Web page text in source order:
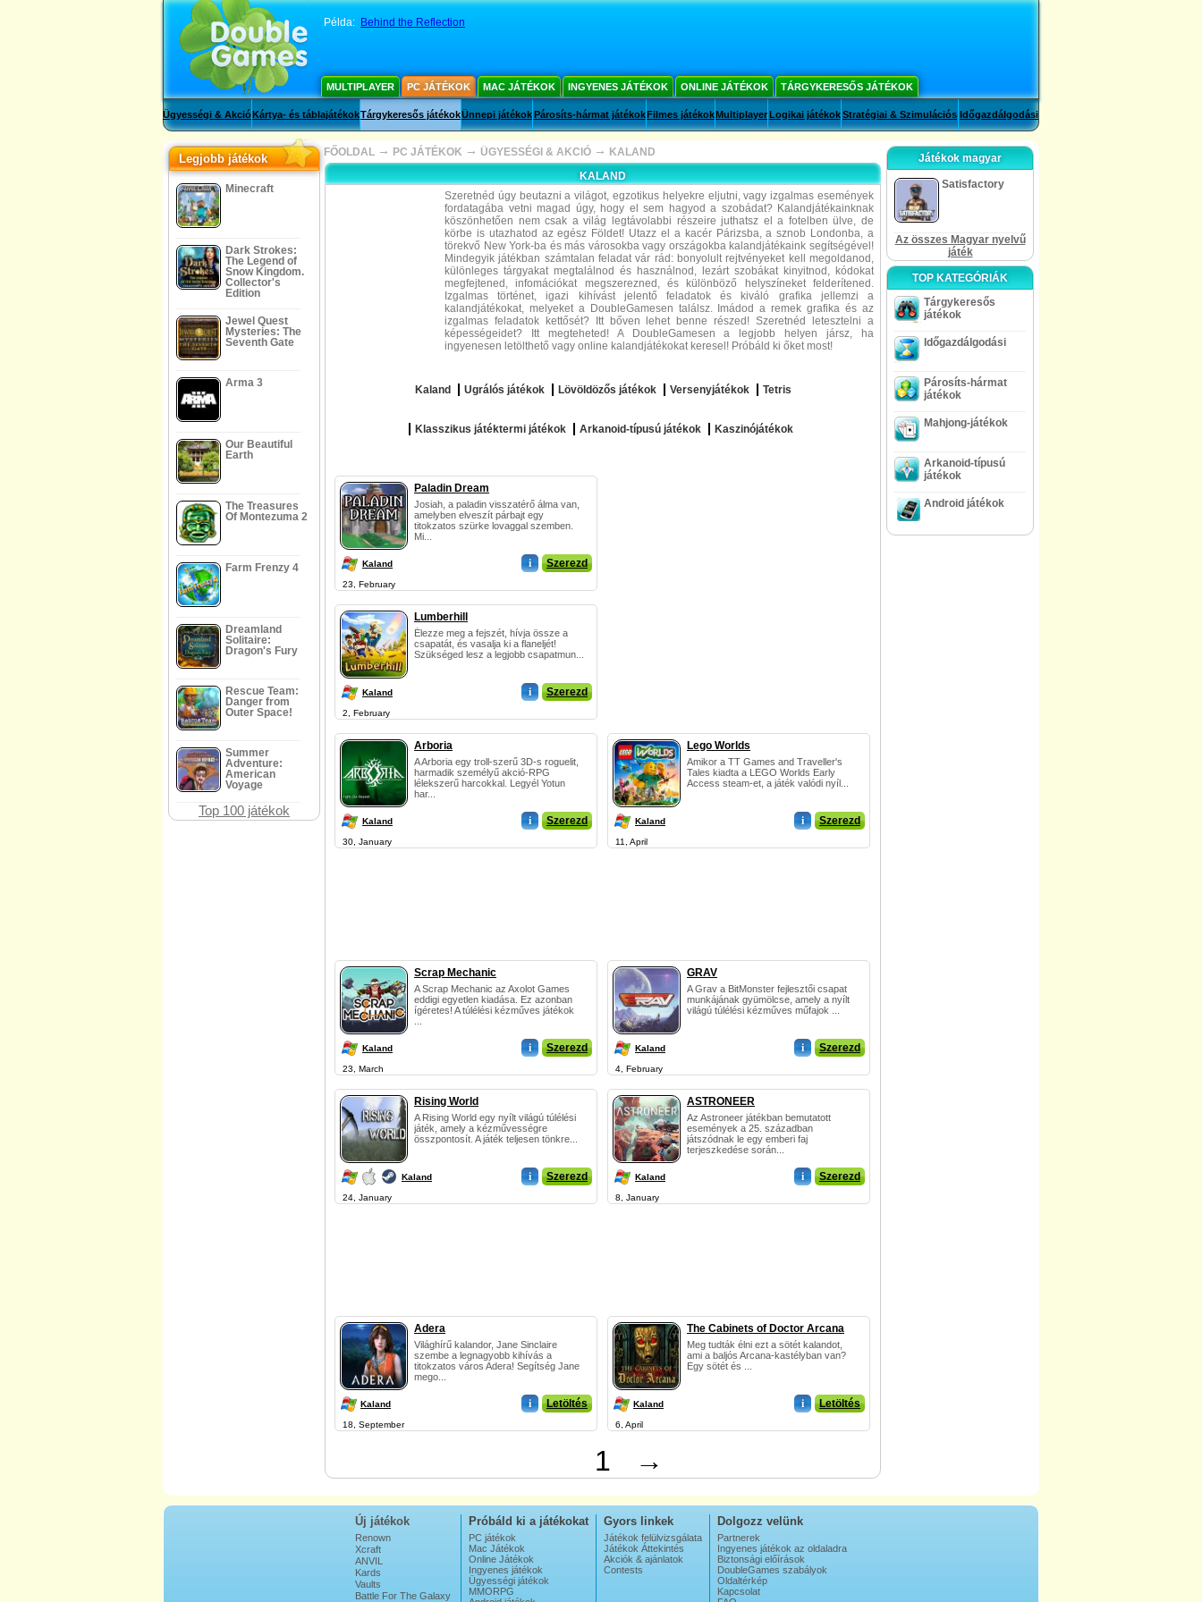
Példa: Behind the Reflection
MULTIPLAYER PC JÁTÉKOK MAC JÁTÉKOK INGYENES JÁTÉKOK ONLINE JÁTÉKOK TÁRGYKERESŐS JÁTÉKOK
Ügyességi & AkcióKártya- és táblajátékokTárgykeresős játékokÜnnepi játékokPárosíts-hármat játékokFilmes játékokMultiplayerLogikai játékok Stratégiai & Szimulációs Időgazdálgodási
Legjobb játékok
Minecraft
Dark Strokes:
The Legend of
Snow Kingdom.
Collector's
Edition
Jewel Quest
Mysteries: The
Seventh Gate
Arma 3
Our Beautiful
Earth
The Treasures
Of Montezuma 2
Farm Frenzy 4
Dreamland
Solitaire:
Dragon's Fury
Rescue Team:
Danger from
Outer Space!
Summer
Adventure:
American
Voyage
Top 100 játékok
FŐOLDAL → PC JÁTÉKOK → ÜGYESSÉGI & AKCIÓ → KALAND
KALAND
Szeretnéd úgy beutazni a világot, egzotikus helyekre eljutni, vagy izgalmas események
fordatagába vetni magad úgy, hogy el sem hagyod a szobádat? Kalandjátékainknak
köszönhetően nem csak a világ legtávolabbi részeire juthatsz el a fotelben ülve, de
körbe is utazhatod az egész Földet! Utazz el a kacér Párizsba, a sznob Londonba, a
törekvő New York-ba és más városokba vagy országokba kalandjátékaink segítségével!
Mindegyik játékban számtalan feladat vár rád: bonyolult rejtvényeket kell megoldanod,
különleges tárgyakat megtalálnod és használnod, lezárt szobákat kinyitnod, kódokat
megfejtened, infomációkat megszerezned, és különböző helyszíneket felderítened.
Izgalmas történet, igazi kihívást jelentő feladatok és kiváló grafika jellemzi a
kalandjátékokat, melyeket a DoubleGamesen találsz. Imádod a remek grafika és az
izgalmas feladatok kettősét? Itt bőven lehet benne részed! Szeretnéd letesztelni a
képességeidet? Itt megteheted! A DoubleGamesen a legjobb helyen jársz, ha
ingyenesen letölthető vagy online kalandjátékokat keresel! Próbáld ki őket most!
Kaland Ugrálós játékok Lövöldözős játékok Versenyjátékok Tetris
Klasszikus játéktermi játékok Arkanoid-típusú játékok Kaszinójátékok
Paladin Dream
Josiah, a paladin visszatérő álma van,
amelyben elveszít párbajt egy
titokzatos szürke lovaggal szemben.
Mi...
Kaland i Szerezd
23, February
Lumberhill
Élezze meg a fejszét, hívja össze a
csapatát, és vasalja ki a flaneljét!
Szükséged lesz a legjobb csapatmun...
Kaland i Szerezd
2, February
Arboria
A Arboria egy troll-szerű 3D-s roguelit,
harmadik személyű akció-RPG
lélekszerű harcokkal. Legyél Yotun
har...
Kaland i Szerezd
30, January
Lego Worlds
Amikor a TT Games and Traveller's
Tales kiadta a LEGO Worlds Early
Access steam-et, a játék valódi nyíl...
Kaland i Szerezd
11, April
Scrap Mechanic
A Scrap Mechanic az Axolot Games
eddigi egyetlen kiadása. Ez azonban
ígéretes! A túlélési kézműves játékok
Kaland i Szerezd
23, March
GRAV
A Grav a BitMonster fejlesztői csapat
munkájának gyümölcse, amely a nyílt
világú túlélési kézműves műfajok ...
Kaland i Szerezd
4, February
Rising World
A Rising World egy nyílt világú túlélési
játék, amely a kézművességre
összpontosít. A játék teljesen tönkre...
Kaland i Szerezd
24, January
ASTRONEER
Az Astroneer játékban bemutatott
események a 25. században
játszódnak le egy emberi faj
terjeszkedése során...
Kaland i Szerezd
8, January
Adera
Világhírű kalandor, Jane Sinclaire
szembe a legnagyobb kihívás a
titokzatos város Adera! Segítség Jane
mego...
Kaland i Letöltés
18, September
The Cabinets of Doctor Arcana
Meg tudták élni ezt a sötét kalandot,
ami a baljós Arcana-kastélyban van?
Egy sötét és ...
Kaland i Letöltés
6, April
1 →
Játékok magyar
Satisfactory
Az összes Magyar nyelvű
játék
TOP KATEGÓRIÁK
Tárgykeresős
játékok
Időgazdálgodási
Párosíts-hármat
játékok
Mahjong-játékok
Arkanoid-típusú
játékok
Android játékok
Új játékok
Renown
Xcraft
ANVIL
Kards
Vaults
Battle For The Galaxy
Próbáld ki a játékokat
PC játékok
Mac Játékok
Online Játékok
Ingyenes játékok
Ügyességi játékok
MMORPG
Gyors linkek
Játékok felülvizsgálata
Játékok Áttekintés
Akciók & ajánlatok
Contests
Dolgozz velünk
Partnerek
Ingyenes játékok az oldaladra
Biztonsági előírások
DoubleGames szabályok
Oldaltérkép
Kapcsolat